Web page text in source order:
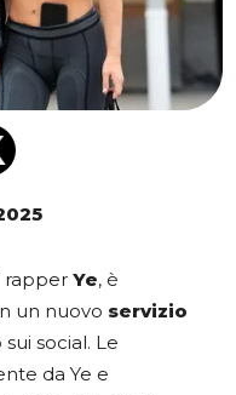
rapper Ye, è
un nuovo servizio
social. Le
da Ye e